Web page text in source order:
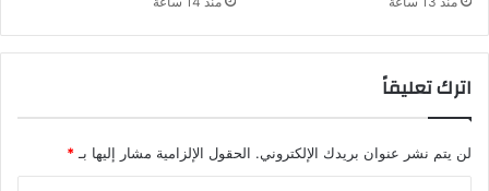
اترك تعليقاً
لن يتم نشر عنوان بريدك الإلكتروني. الحقول الإلزامية مشار إليها بـ *